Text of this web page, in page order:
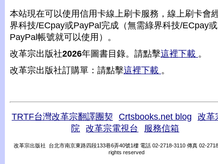
本站現在可以使用信用卡線上刷卡服務，線上刷卡會
界科技/ECpay或PayPal完成（無需綠界科技/ECpay或
PayPal帳號就可以使用）。
改革宗出版社2026年圖書目錄。請點擊這裡下載 。
改革宗出版社訂購單：請點擊這裡下載 。
TRTF台灣改革宗翻譯團契 Crtsbooks.net blog
改革
院
改革宗電視台 服務信箱
改革宗出版社 台北市南京東路四段133巷6弄40號1樓 電話 02-2718-3110 傳真 02-
rights reserved